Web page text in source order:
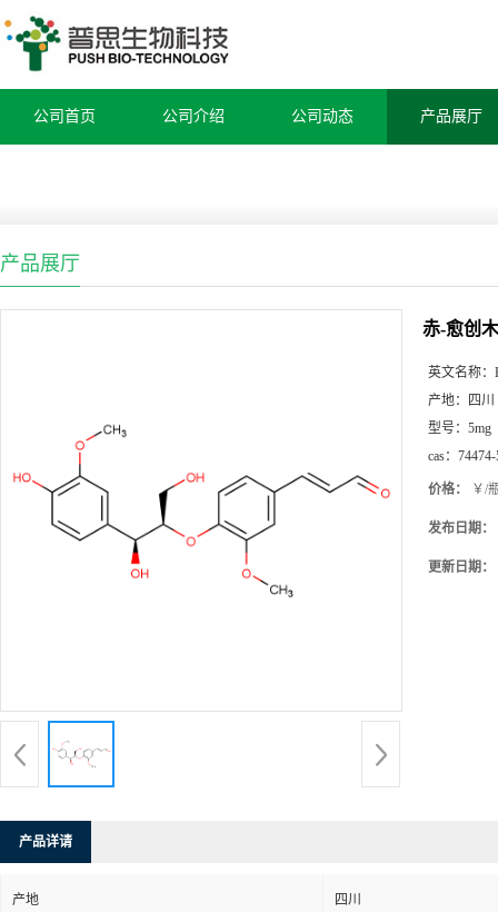
公司首页 公司介绍 公司动态 产品展厅
产品展厅
赤-愈创
英文名称：
产地：
四川
型号： 5mg
cas：
价格： ￥/
发布日期：
更新日期：
产品详请
产地 四川